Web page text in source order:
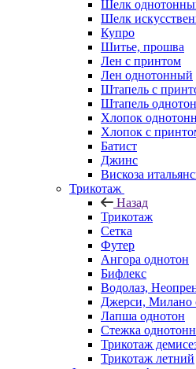
Шелк
Шелк
Купро
Шитье, прошва
Лен с принтом
Лен однотонный
Штапель с
Штапель
Хлопок
Хлопок с
Батист
Джинс
Вискоза
Трикотаж
Назад
Трикотаж
Сетка
Футер
Ангора однотон
Бифлекс
Водолаз,
Джерси, Милано
Лапша однотон
Стежка
Трикотаж
Трикотаж летний